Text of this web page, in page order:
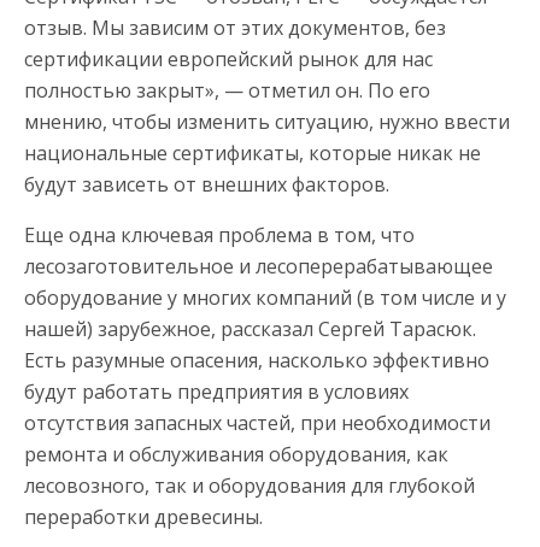
отзыв. Мы зависим от этих документов, без
сертификации европейский рынок для нас
полностью закрыт», — отметил он. По его
мнению, чтобы изменить ситуацию, нужно ввести
национальные сертификаты, которые никак не
будут зависеть от внешних факторов.
Еще одна ключевая проблема в том, что
лесозаготовительное и лесоперерабатывающее
оборудование у многих компаний (в том числе и у
нашей) зарубежное, рассказал Сергей Тарасюк.
Есть разумные опасения, насколько эффективно
будут работать предприятия в условиях
отсутствия запасных частей, при необходимости
ремонта и обслуживания оборудования, как
лесовозного, так и оборудования для глубокой
переработки древесины.